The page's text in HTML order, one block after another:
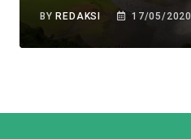
BYREDAKSI 17/05/2020